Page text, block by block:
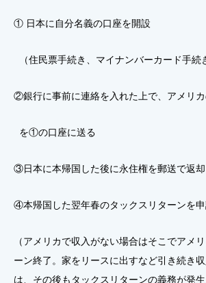
① 日本に自分名義の口座を開設
（住民票手続き、マイナンバーカード手続
②銀行に事前に連絡を入れた上で、アメリ
を①の口座に送る
③日本に本帰国した後に永住権を郵送で返却
④本帰国した翌年春のタックスリターンを
（アメリカで収入がない場合はそこでアメ
ーン終了。家をリースに出すなど引き続き
は、その後もタックスリターンの義務が発